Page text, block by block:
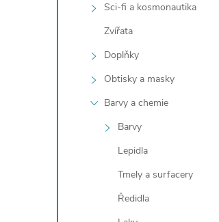
Sci-fi a kosmonautika
Zvířata
Doplňky
Obtisky a masky
Barvy a chemie
Barvy
Lepidla
Tmely a surfacery
Ředidla